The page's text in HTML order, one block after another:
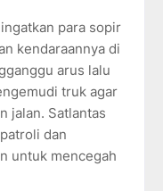
para sopir
kendaraannya di
arus lalu
truk agar
jalan. Satlantas
dan
untuk mencegah